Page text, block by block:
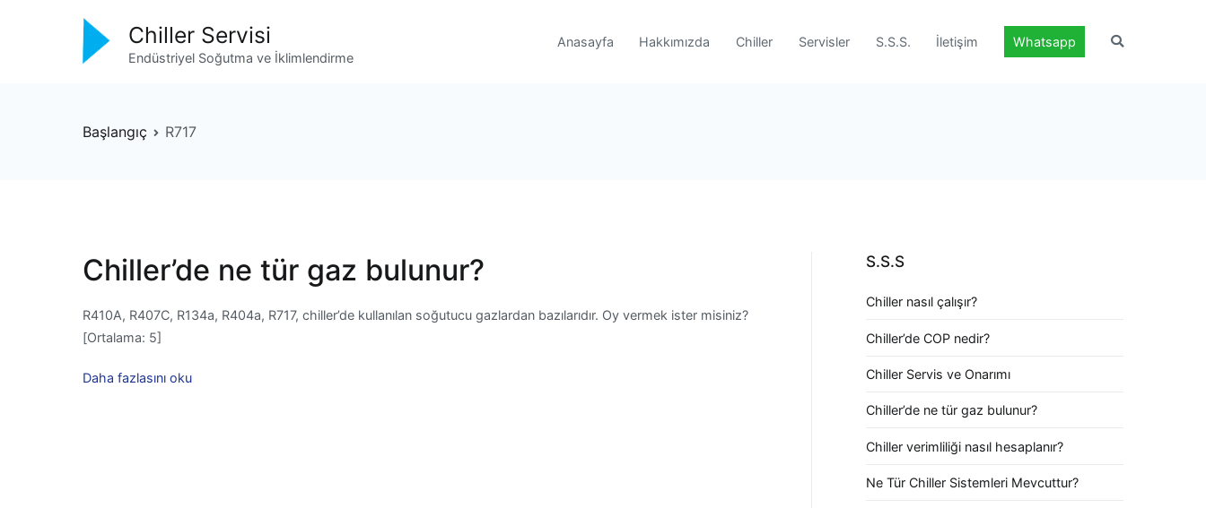
Chiller Servisi
Endüstriyel Soğutma ve İklimlendirme
Anasayfa Hakkımızda Chiller Servisler S.S.S. İletişim Whatsapp
Başlangıç R717
Chiller’de ne tür gaz bulunur?
R410A, R407C, R134a, R404a, R717, chiller’de kullanılan soğutucu gazlardan bazılarıdır. Oy vermek ister misiniz?
[Ortalama: 5]
Daha fazlasını oku
S.S.S
Chiller nasıl çalışır?
Chiller’de COP nedir?
Chiller Servis ve Onarımı
Chiller’de ne tür gaz bulunur?
Chiller verimliliği nasıl hesaplanır?
Ne Tür Chiller Sistemleri Mevcuttur?